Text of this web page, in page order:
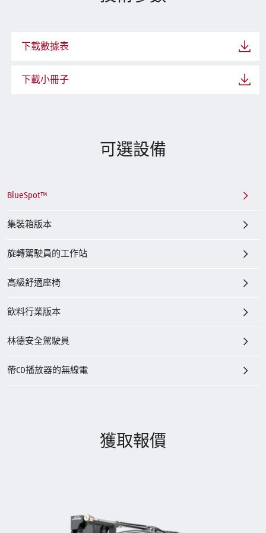
下載數據表
下載小冊子
可選設備
BlueSpot™
集裝箱版本
旋轉駕駛員的工作站
高級舒適座椅
飲料行業版本
林德安全駕駛員
帶CD播放器的無線電
獲取報價